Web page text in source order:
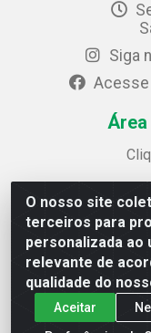
O nosso site
terceiros para
personalizada ao
relevante de
qualidade do
Aceitar
Siga
Acesse
Rua José Alves